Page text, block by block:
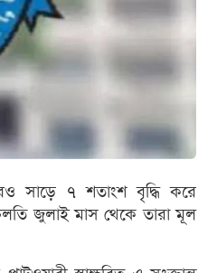
সাড়ে ৭ শতাংশ বৃদ্ধি করে
জুলাই মাস থেকে তারা মূল